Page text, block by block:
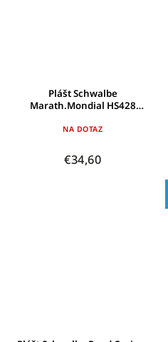
Plášt Schwalbe
Marath.Mondial HS428
Refl.RG EC drát
NA DOTAZ
€34,60